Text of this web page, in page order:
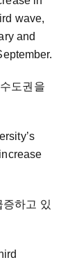
wave,
and
도권을
증하고 있